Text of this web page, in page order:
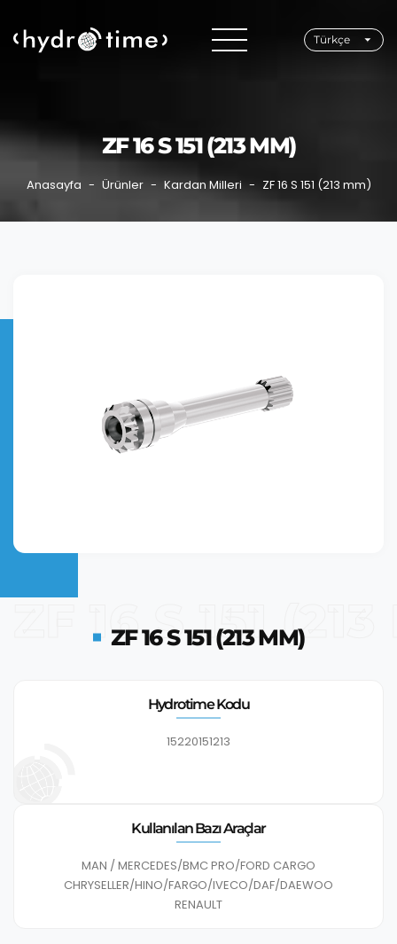
Türkçe
ZF 16 S 151 (213 MM)
Anasayfa Ürünler Kardan Milleri ZF 16 S 151 (213 mm)
ZF 16 S 151
ZF 16 S 151 (213 MM)
Hydrotime Kodu
15220151213
Kullanılan Bazı Araçlar
MAN / MERCEDES/BMC PRO/FORD CARGO
CHRYSELLER/HINO/FARGO/IVECO/DAF/DAEWOO
RENAULT